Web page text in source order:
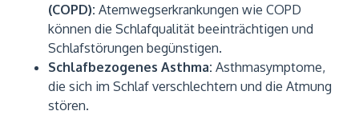
(COPD): Atemwegserkrankungen wie COPD
können die Schlafqualität beeinträchtigen und
Schlafstörungen begünstigen.
Schlafbezogenes Asthma: Asthmasymptome,
die sich im Schlaf verschlechtern und die Atmung
stören.